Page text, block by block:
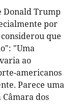
Donald Trump
por
que
"Uma
ao
americanos
Parece uma
dos